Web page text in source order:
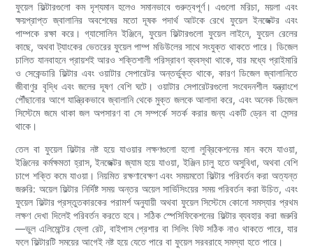
ফুয়েল ফিল্টারগুলো কম দৃশ্যমান হলেও সমানভাবে গুরুত্বপূর্ণ। এগুলো মরিচা, ময়লা এবং
ক্ষয়প্রাপ্ত জ্বালানির অবশেষের মতো দূষক পদার্থ আটকে রেখে ফুয়েল ইনজেক্টর এবং
পাম্পকে রক্ষা করে। গ্যাসোলিন ইঞ্জিনে, ফুয়েল ফিল্টারগুলো ফুয়েল লাইনে, ফুয়েল রেলের
কাছে, অথবা ট্যাংকের ভেতরের ফুয়েল পাম্প মডিউলের সাথে সংযুক্ত থাকতে পারে। ডিজেল
চালিত যানবাহনে প্রায়শই আরও শক্তিশালী পরিস্রাবণ ব্যবস্থা থাকে, যার মধ্যে প্রাইমারি
ও সেকেন্ডারি ফিল্টার এবং ওয়াটার সেপারেটর অন্তর্ভুক্ত থাকে, কারণ ডিজেল জ্বালানিতে
জীবাণুর বৃদ্ধি এবং জলের দূষণ বেশি ঘটে। ওয়াটার সেপারেটরগুলো সংবেদনশীল যন্ত্রাংশে
পৌঁছানোর আগে যান্ত্রিকভাবে জ্বালানি থেকে মুক্ত জলকে আলাদা করে, এবং অনেক ডিজেল
সিস্টেমে জমে থাকা জল অপসারণ বা সে সম্পর্কে সতর্ক করার জন্য একটি ড্রেন বা সেন্সর
থাকে।
তেল বা ফুয়েল ফিল্টার নষ্ট হয়ে যাওয়ার লক্ষণগুলো হলো লুব্রিকেশনের মান কমে যাওয়া,
ইঞ্জিনের কর্মক্ষমতা হ্রাস, ইনজেক্টর জ্যাম হয়ে যাওয়া, ইঞ্জিন চালু হতে অসুবিধা, অথবা বেশি
চাপে শক্তি কমে যাওয়া। নিয়মিত রক্ষণাবেক্ষণ এবং সময়মতো ফিল্টার পরিবর্তন করা অত্যন্ত
জরুরি: অয়েল ফিল্টার নির্দিষ্ট সময় অন্তর অয়েল সার্ভিসিংয়ের সময় পরিবর্তন করা উচিত, এবং
ফুয়েল ফিল্টার প্রস্তুতকারকের পরামর্শ অনুযায়ী অথবা ফুয়েল সিস্টেমে কোনো সমস্যার প্রথম
লক্ষণ দেখা দিলেই পরিবর্তন করতে হবে। সঠিক স্পেসিফিকেশনের ফিল্টার ব্যবহার করা জরুরি
—ভুল এলিমেন্টের ফ্লো রেট, বাইপাস প্রেশার বা সিলিং ফিট সঠিক নাও থাকতে পারে, যার
ফলে ফিল্টারটি সময়ের আগেই নষ্ট হয়ে যেতে পারে বা ফুয়েল সরবরাহে সমস্যা হতে পারে।